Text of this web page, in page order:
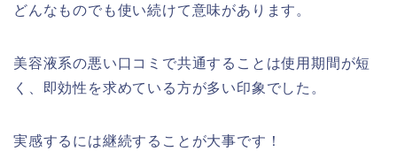
どんなものでも使い続けて意味があります。
美容液系の悪い口コミで共通することは使用期間が短
く、即効性を求めている方が多い印象でした。
実感するには継続することが大事です！